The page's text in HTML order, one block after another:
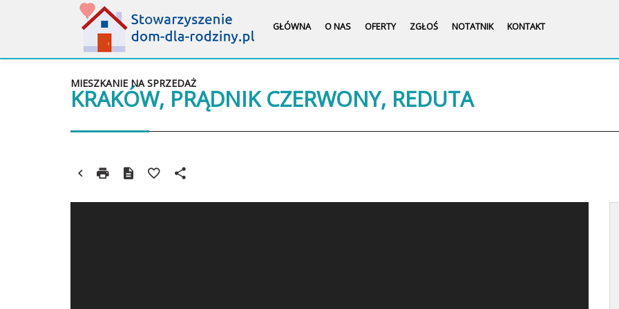
GŁÓWNA O NAS OFERTY ZGŁOŚ NOTATNIK KONTAKT
KRAKÓW, PRĄDNIK CZERWONY, REDUTA
MIESZKANIE NA SPRZEDAŻ